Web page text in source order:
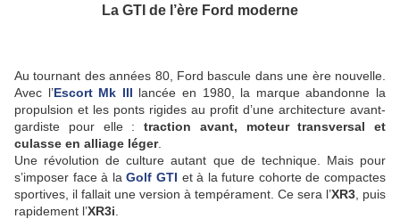
La GTI de l’ère Ford moderne
Au tournant des années 80, Ford bascule dans une ère nouvelle.
Avec l’Escort Mk III lancée en 1980, la marque abandonne la
propulsion et les ponts rigides au profit d’une architecture avant-
gardiste pour elle : traction avant, moteur transversal et
culasse en alliage léger.
Une révolution de culture autant que de technique. Mais pour
s’imposer face à laGolf GTI et à la future cohorte de compactes
sportives, il fallait une version à tempérament. Ce sera l’XR3 , puis
rapidement l’XR3i